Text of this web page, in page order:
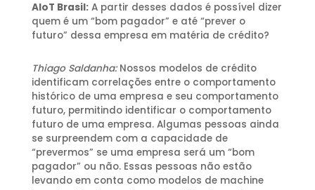
AIoT Brasil:A partir desses dados é possível dizer
quem é um “bom pagador” e até “prever o
futuro” dessa empresa em matéria de crédito?
Thiago Saldanha:Nossos modelos de crédito
identificam correlações entre o comportamento
histórico de uma empresa e seu comportamento
futuro, permitindo identificar o comportamento
futuro de uma empresa. Algumas pessoas ainda
se surpreendem com a capacidade de
“prevermos” se uma empresa será um “bom
pagador” ou não. Essas pessoas não estão
levando em conta como modelos de machine